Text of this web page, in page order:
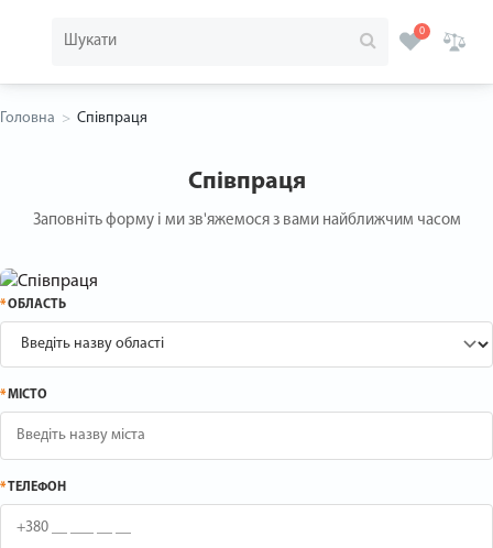
0
Головна Співпраця
Співпраця
Заповніть форму і ми зв'яжемося з вами найближчим часом
*ОБЛАСТЬ
*МІСТО
*ТЕЛЕФОН